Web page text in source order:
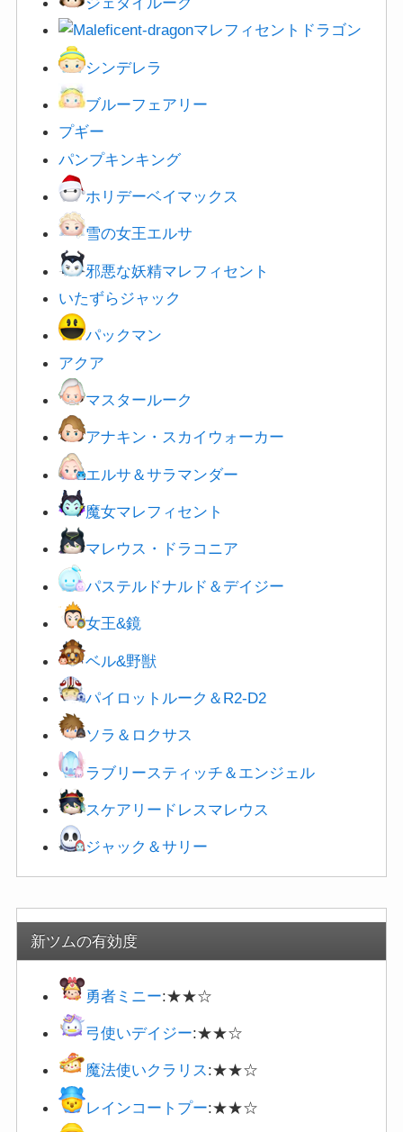
マレフィセントドラゴン
シンデレラ
ブルーフェアリー
プギー
パンプキンキング
ホリデーベイマックス
雪の女王エルサ
邪悪な妖精マレフィセント
いたずらジャック
パックマン
アクア
マスタールーク
アナキン・スカイウォーカー
エルサ＆サラマンダー
魔女マレフィセント
マレウス・ドラコニア
パステルドナルド＆デイジー
女王&鏡
ベル&野獣
パイロットルーク＆R2-D2
ソラ＆ロクサス
ラブリースティッチ＆エンジェル
スケアリードレスマレウス
ジャック＆サリー
新ツムの有効度
勇者ミニー:★★☆
弓使いデイジー:★★☆
魔法使いクラリス:★★☆
レインコートプー:★★☆